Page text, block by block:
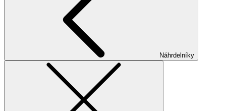
Náhrdelníky